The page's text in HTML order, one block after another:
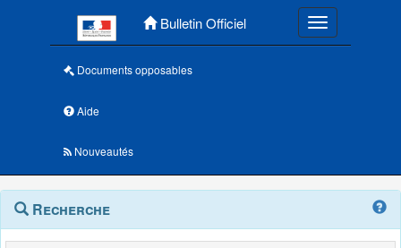
Bulletin Officiel Toggle
Documents opposables
Aide
Nouveautés
Navigation
outils
Menu
contextuel
Recherche